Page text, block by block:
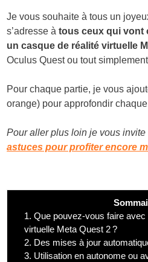
Je vous souhaite à tous un
s’adresse àtous ceux qui vont
un casque de réalité virtuelle
Oculus Quest ou tout
Pour chaque partie, je vous
orange) pour approfondir
Pour aller plus loin je vous
astuces pour profiter encore
1. Que pouvez-vous faire
virtuelle Meta Quest 2 ?
2. Des mises à jour
3. Utilisation en autonome ou